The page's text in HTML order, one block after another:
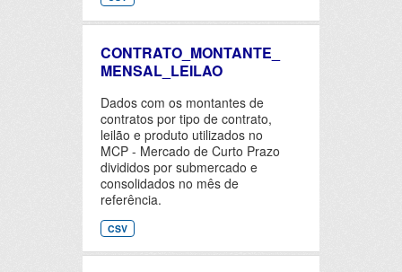
CONTRATO_MONTANTE_
MENSAL_LEILAO
Dados com os montantes de
contratos por tipo de contrato,
leilão e produto utilizados no
MCP - Mercado de Curto Prazo
divididos por submercado e
consolidados no mês de
referência.
CSV